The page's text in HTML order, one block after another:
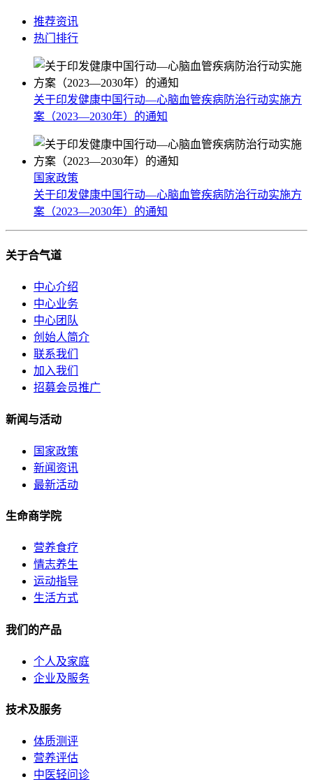
推荐资讯
热门排行
关于印发健康中国行动—心脑血管疾病防治行动实施方
案（2023—2030年）的通知
国家政策
关于印发健康中国行动—心脑血管疾病防治行动实施方
案（2023—2030年）的通知
关于合气道
中心介绍
中心业务
中心团队
创始人简介
联系我们
加入我们
招募会员推广
新闻与活动
国家政策
新闻资讯
最新活动
生命商学院
营养食疗
情志养生
运动指导
生活方式
我们的产品
个人及家庭
企业及服务
技术及服务
体质测评
营养评估
中医轻问诊